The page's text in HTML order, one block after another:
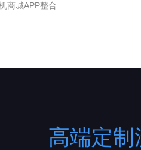
商城APP整合
高端定制